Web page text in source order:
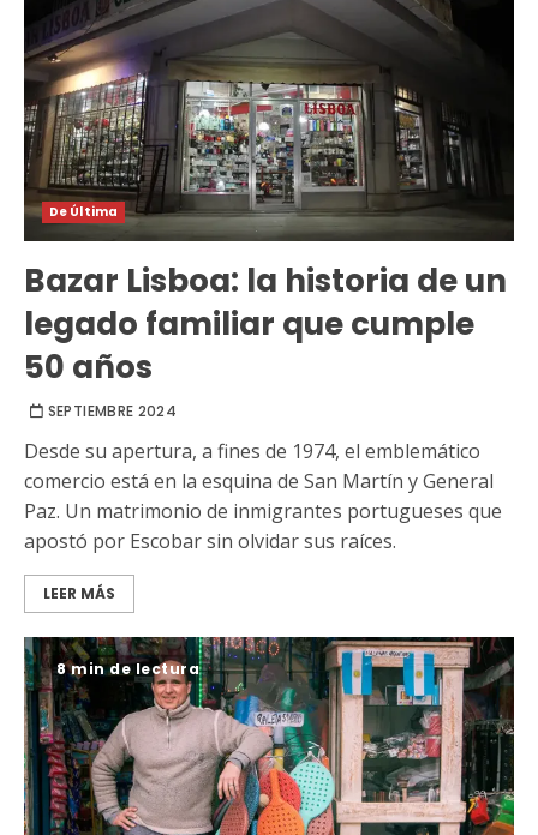
De Última
Bazar Lisboa: la historia de un
legado familiar que cumple
50 años
SEPTIEMBRE 2024
Desde su apertura, a fines de 1974, el emblemático
comercio está en la esquina de San Martín y General
Paz. Un matrimonio de inmigrantes portugueses que
apostó por Escobar sin olvidar sus raíces.
LEER MÁS
8 min de lectura